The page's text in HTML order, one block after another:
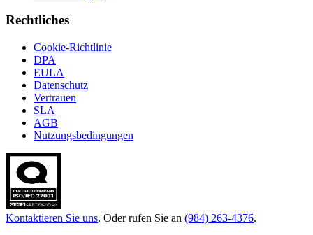
Rechtliches
Cookie-Richtlinie
DPA
EULA
Datenschutz
Vertrauen
SLA
AGB
Nutzungsbedingungen
Kontaktieren Sie uns. Oder rufen Sie an (984) 263-4376.